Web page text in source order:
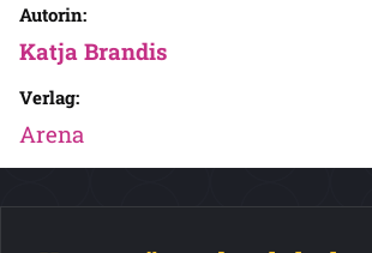
Autorin:
Katja Brandis
Verlag:
Arena